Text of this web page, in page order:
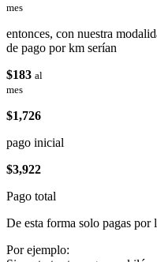
mes
entonces, con nuestra
de pago por km serían
$183 al
mes
$1,726
pago inicial
$3,922
Pago total
De esta forma solo pagas por
Por ejemplo: